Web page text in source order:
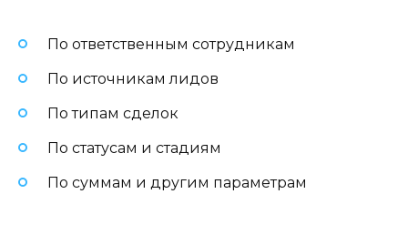
По ответственным сотрудникам
По источникам лидов
По типам сделок
По статусам и стадиям
По суммам и другим параметрам